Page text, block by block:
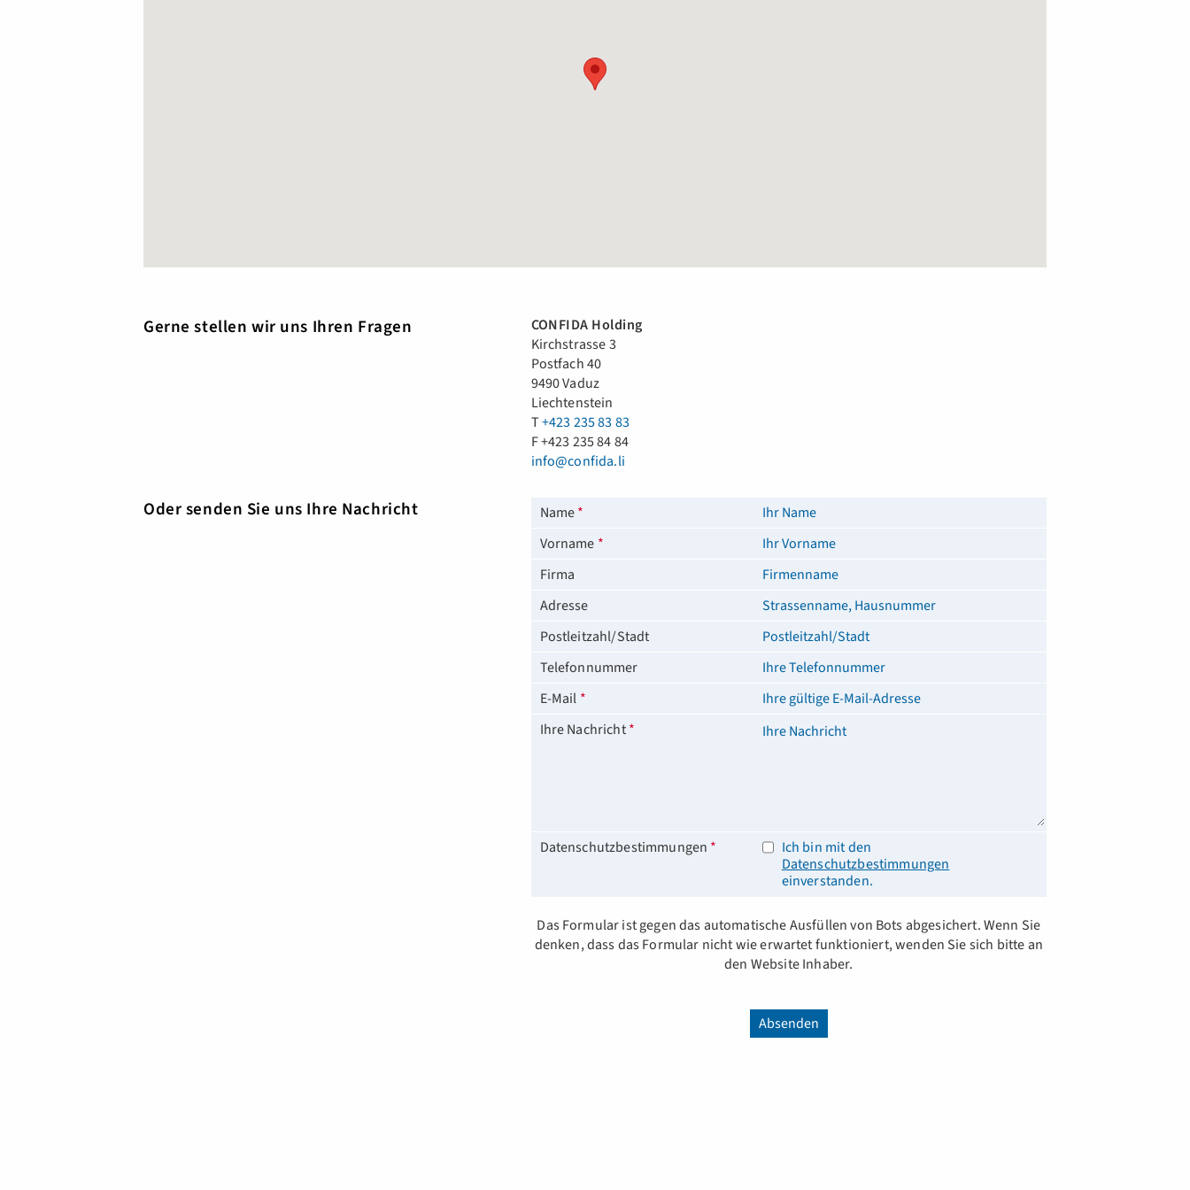
Gerne stellen wir uns Ihren Fragen
CONFIDA Holding
Kirchstrasse 3
Postfach 40
9490 Vaduz
Liechtenstein
T+423 235 83 83
F +423 235 84 84
info@confida.li
Oder senden Sie uns Ihre Nachricht Name*
Vorname *
Firma
Adresse
Postleitzahl/Stadt
Telefonnummer
E-Mail *
Ihre Nachricht*
Datenschutzbestimmungen *
Ich bin mit den
Datenschutzbestimmungen
einverstanden.
Das Formular ist gegen das automatische Ausfüllen von Bots abgesichert. Wenn Sie
denken, dass das Formular nicht wie erwartet funktioniert, wenden Sie sich bitte an
den Website Inhaber.
Absenden